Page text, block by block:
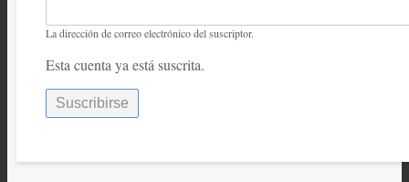
La dirección de correo electrónico del suscriptor.
Esta cuenta ya está suscrita.